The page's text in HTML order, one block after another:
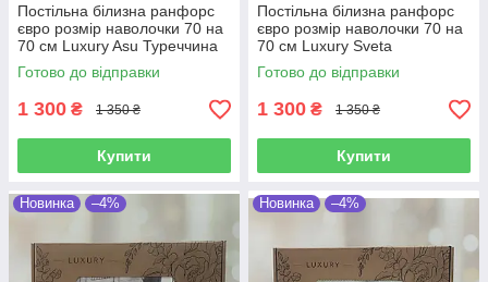
Постільна білизна ранфорс
євро розмір наволочки 70 на
70 см Luxury Asu Туреччина
Готово до відправки
1 300 ₴ 1 350 ₴
Купити
Постільна білизна ранфорс
євро розмір наволочки 70 на
70 см Luxury Sveta
Туреччина
Готово до відправки
1 300 ₴ 1 350 ₴
Купити
Новинка –4% Новинка –4%